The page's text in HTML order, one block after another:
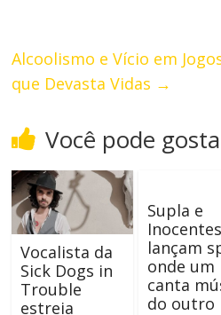
Alcoolismo e Vício em
que Devasta Vidas →
Você pode
Vocalista da
Sick Dogs in
Trouble
estreia
Supla e
Inocentes
lançam
onde um
canta
do outro